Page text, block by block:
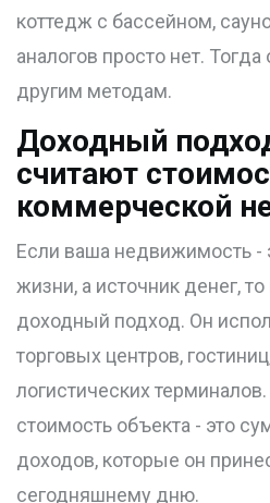
коттедж с бассейном,
аналогов просто нет.
другим методам.
Доходный
считают
коммерческой
Если ваша недвижимость -
жизни, а источник денег,
доходный подход. Он
торговых центров,
логистических
стоимость объекта - это
доходов, которые он
сегодняшнему дню.